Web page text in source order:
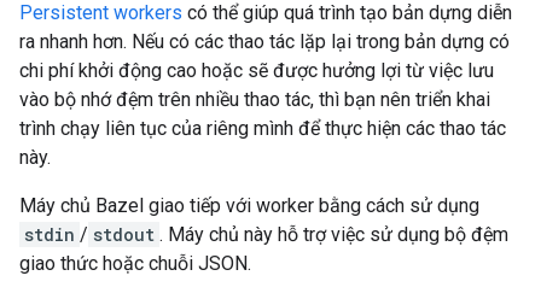
Persistent workers có thể giúp quá trình tạo bản dựng diễn
ra nhanh hơn. Nếu có các thao tác lặp lại trong bản dựng có
chi phí khởi động cao hoặc sẽ được hưởng lợi từ việc lưu
vào bộ nhớ đệm trên nhiều thao tác, thì bạn nên triển khai
trình chạy liên tục của riêng mình để thực hiện các thao tác
này.
Máy chủ Bazel giao tiếp với worker bằng cách sử dụng
stdin / stdout . Máy chủ này hỗ trợ việc sử dụng bộ đệm
giao thức hoặc chuỗi JSON.